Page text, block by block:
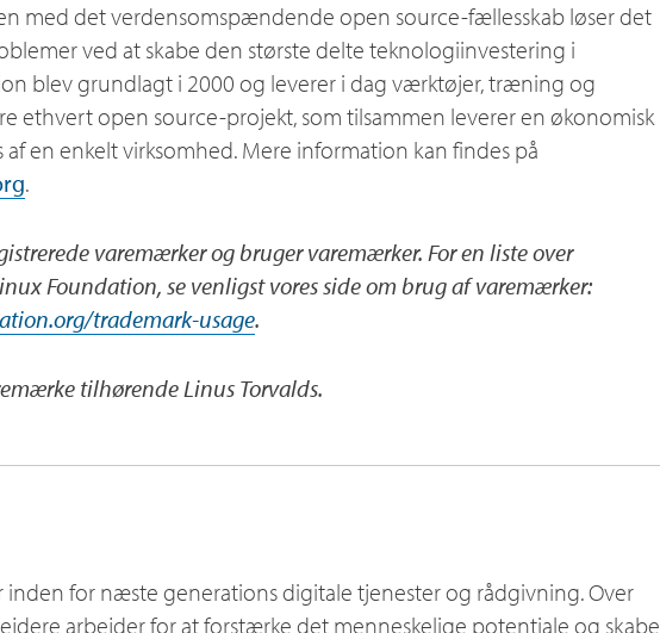
med det verdensomspændende open source-fællesskab løser det
ved at skabe den største delte teknologiinvestering i
blev grundlagt i 2000 og leverer i dag værktøjer, træning og
ethvert open source-projekt, som tilsammen leverer en økonomisk
af en enkelt virksomhed. Mere information kan findes på
.
varemærker og bruger varemærker. For en liste over
Foundation, se venligst vores side om brug af varemærker:
trademark-usage.
tilhørende Linus Torvalds.
inden for næste generations digitale tjenester og rådgivning. Over
arbejder for at forstærke det menneskelige potentiale og skabe